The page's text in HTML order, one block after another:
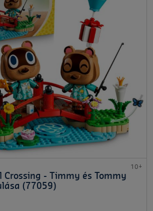
10+
Crossing - Timmy és Tommy
(77059)